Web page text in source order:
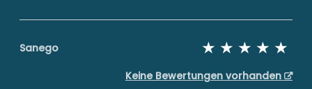
Sanego
Keine Bewertungen vorhanden